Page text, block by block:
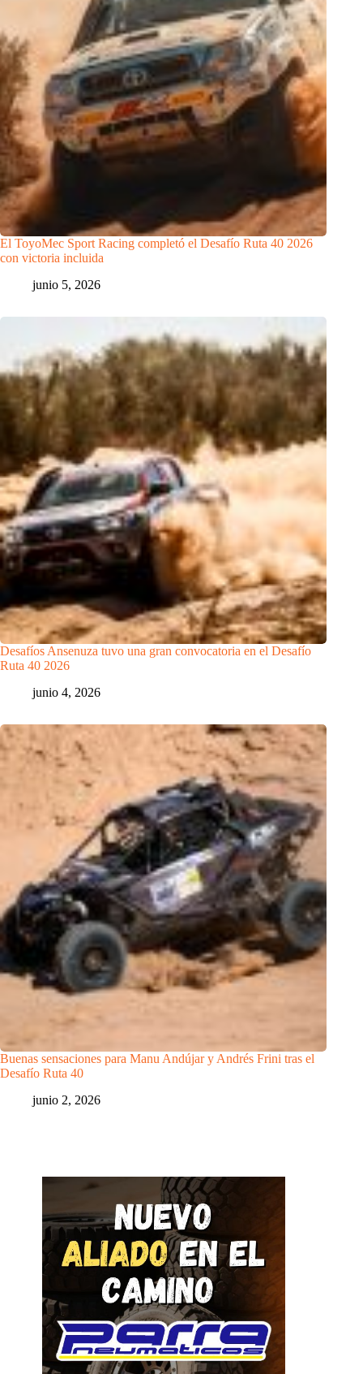
El ToyoMec Sport Racing completó el Desafío Ruta 40 2026
con victoria incluida
junio 5, 2026
Desafíos Ansenuza tuvo una gran convocatoria en el Desafío
Ruta 40 2026
junio 4, 2026
Buenas sensaciones para Manu Andújar y Andrés Frini tras el
Desafío Ruta 40
junio 2, 2026